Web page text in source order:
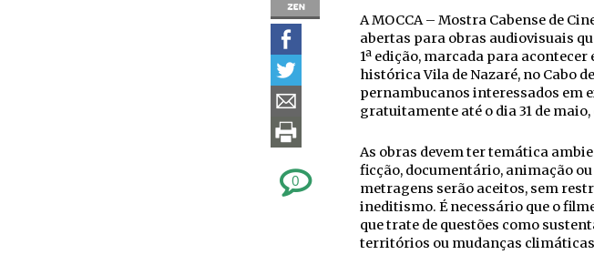
0
A MOCCA – Mostra Cabense de
abertas para obras audiovisuais
1ª edição, marcada para acontecer
histórica Vila de Nazaré, no Cabo
pernambucanos interessados em
gratuitamente até o dia 31 de
As obras devem ter temática
ficção, documentário, animação
metragens serão aceitos, sem
ineditismo. É necessário que o
que trate de questões como
territórios ou mudanças